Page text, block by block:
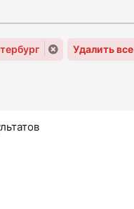
Удалить все